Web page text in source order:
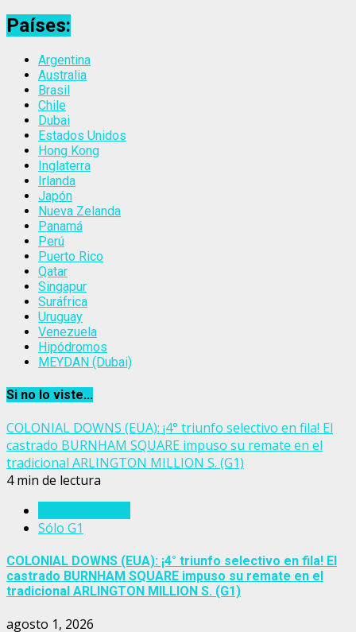
Países:
Argentina
Australia
Brasil
Chile
Dubai
Estados Unidos
Hong Kong
Inglaterra
Irlanda
Japón
Nueva Zelanda
Panamá
Perú
Puerto Rico
Qatar
Singapur
Suráfrica
Uruguay
Venezuela
Hipódromos
MEYDAN (Dubai)
Si no lo viste...
COLONIAL DOWNS (EUA): ¡4° triunfo selectivo en fila! El
castrado BURNHAM SQUARE impuso su remate en el
tradicional ARLINGTON MILLION S. (G1)
4 min de lectura
Sólo G1
COLONIAL DOWNS (EUA): ¡4° triunfo selectivo en fila! El
castrado BURNHAM SQUARE impuso su remate en el
tradicional ARLINGTON MILLION S. (G1)
agosto 1, 2026